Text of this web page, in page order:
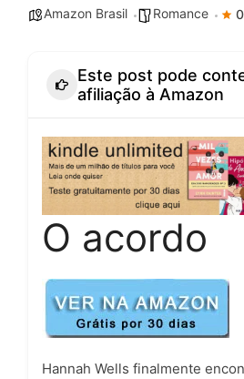
Amazon Brasil Romance 0
Este post pode
afiliação à Amazon
O acordo
Hannah Wells finalmente